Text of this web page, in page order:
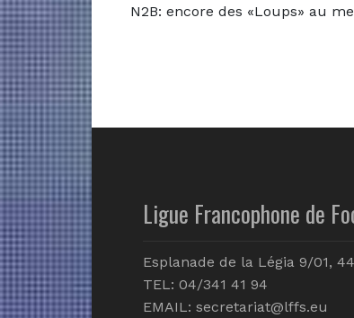
N2B: encore des «Loups» au
Ligue Francophone de
Esplanade de la Légia 9/01,
TEL: 04/341 41 94
EMAIL: secretariat@lffs.eu